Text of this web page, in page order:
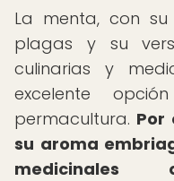
La menta, con
plagas y su
culinarias y
excelente
permacultura. Por
su aroma